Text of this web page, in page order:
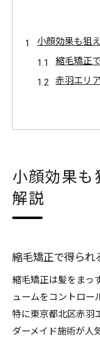
小顔効果も狙
縮毛矯正
赤羽エリ
扱いやすさが
縮毛矯正
口コミで
理想のボリュ
縮毛矯正
赤羽エリ
小顔効果も
解説
縮毛矯正で得られ
縮毛矯正は髪をまっ
ュームをコントロー
特に東京都北区赤羽
ダーメイド施術が人